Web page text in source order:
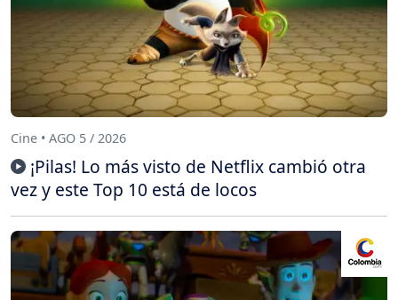
Cine • AGO 5 / 2026
¡Pilas! Lo más visto de Netflix cambió otra
vez y este Top 10 está de locos